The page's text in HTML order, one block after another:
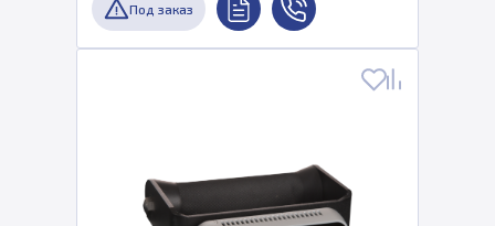
Под заказ